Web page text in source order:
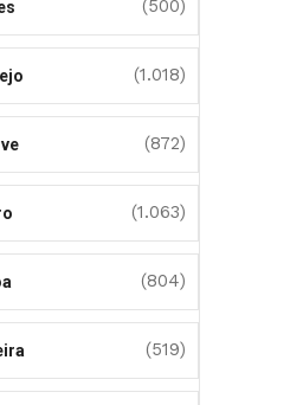
(500)
(1.018)
(872)
(1.063)
(804)
(519)